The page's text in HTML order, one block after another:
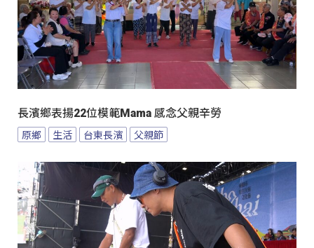
長濱鄉表揚22位模範Mama 感念父親辛勞
原鄉 生活 台東長濱 父親節